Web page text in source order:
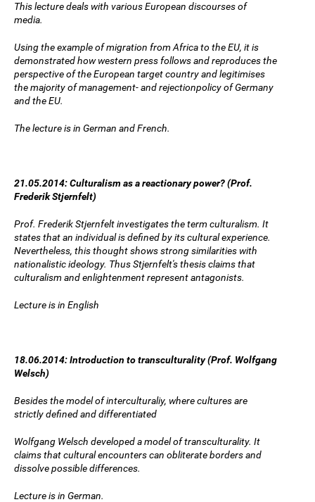
This lecture deals with various European discourses of
media.
Using the example of migration from Africa to the EU, it is
demonstrated how western press follows and reproduces the
perspective of the European target country and legitimises
the majority of management- and rejectionpolicy of Germany
and the EU.
The lecture is in German and French.
21.05.2014: Culturalism as a reactionary power? (Prof.
Frederik Stjernfelt)
Prof. Frederik Stjernfelt investigates the term culturalism. It
states that an individual is defined by its cultural experience.
Nevertheless, this thought shows strong similarities with
nationalistic ideology. Thus Stjernfelt's thesis claims that
culturalism and enlightenment represent antagonists.
Lecture is in English
18.06.2014: Introduction to transculturality (Prof. Wolfgang
Welsch)
Besides the model of interculturaliy, where cultures are
strictly defined and differentiated
Wolfgang Welsch developed a model of transculturality. It
claims that cultural encounters can obliterate borders and
dissolve possible differences.
Lecture is in German.